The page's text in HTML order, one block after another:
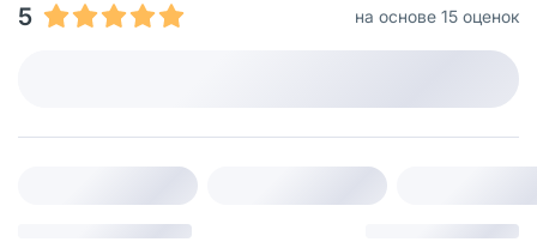
5
на основе 15 оценок